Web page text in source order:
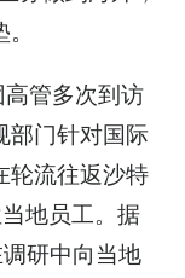
管多次到访
部门针对国际
轮流往返沙特
地员工。据
研中向当地